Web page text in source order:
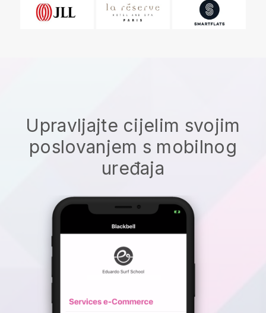
Upravljajte cijelim svojim
poslovanjem s mobilnog
uređaja